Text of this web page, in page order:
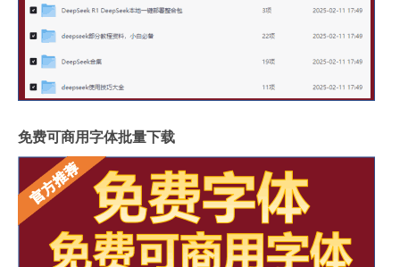
免费可商用字体批量下载